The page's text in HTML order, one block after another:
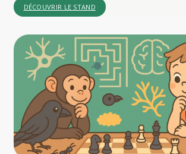
DÉCOUVRIR LE STAND